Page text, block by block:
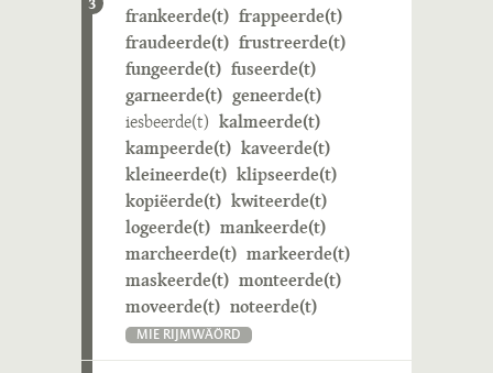
frankeerde(t) frappeerde(t)
fraudeerde(t) frustreerde(t)
fungeerde(t) fuseerde(t)
garneerde(t) geneerde(t)
iesbeerde(t) kalmeerde(t)
kampeerde(t) kaveerde(t)
kleineerde(t) klipseerde(t)
kopiëerde(t) kwiteerde(t)
logeerde(t) mankeerde(t)
marcheerde(t) markeerde(t)
maskeerde(t) monteerde(t)
moveerde(t) noteerde(t)
MIE RIJMWÄÖRD